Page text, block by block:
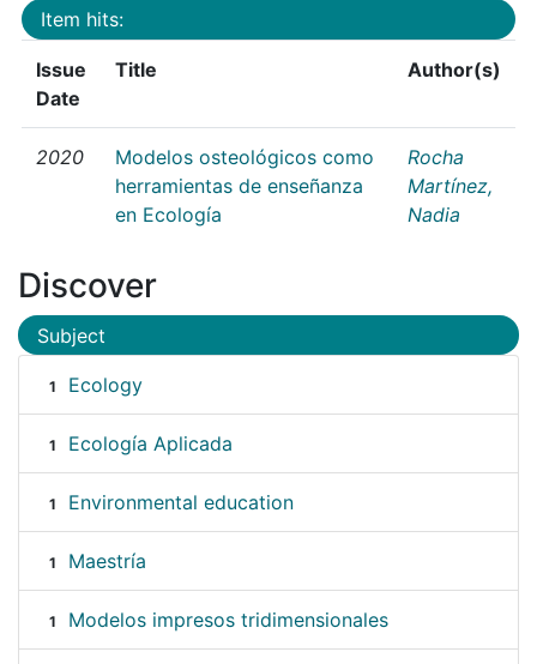
Item hits:
Issue
Date
Title Author(s)
2020
Modelos osteológicos como
herramientas de enseñanza
en Ecología
Rocha
Martínez,
Nadia
Discover
Subject
1 Ecology
1 Ecología Aplicada
1 Environmental education
1 Maestría
1 Modelos impresos tridimensionales